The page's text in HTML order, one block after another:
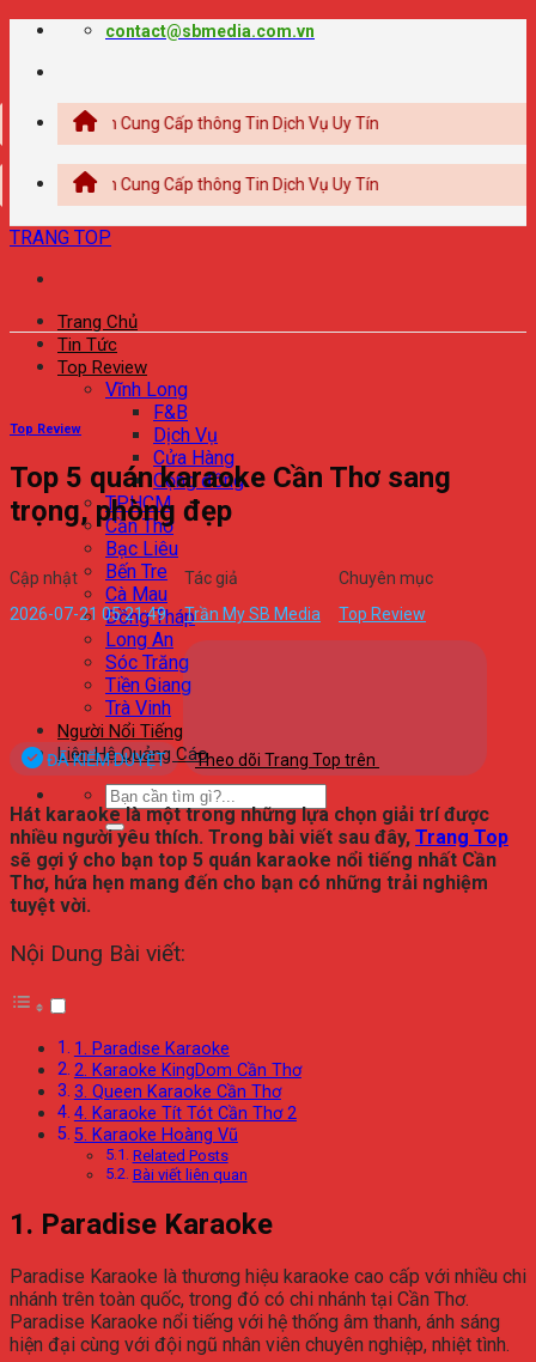
Chuyển
contact@sbmedia.com.vn
Tin Cung Cấp thông Tin Dịch Vụ Uy Tín
Tin Cung Cấp thông Tin Dịch Vụ Uy Tín
TRANG TOP
Trang Chủ
Tin Tức
Top Review
Vĩnh Long
F&B
Dịch Vụ
Cửa Hàng
Cộng đồng
TPHCM
Cần Thơ
Bạc Liêu
Bến Tre
Cà Mau
Đồng Tháp
Long An
Sóc Trăng
Tiền Giang
Trà Vinh
Người Nổi Tiếng
Liên Hệ Quảng Cáo
Top Review
Top 5 quán karaoke Cần Thơ sang
trọng, phòng đẹp
Cập nhật
2026-07-21 05:21:49
Tác giả
Trần My SB Media
Chuyên mục
Top Review
ĐÃ KIỂM DUYỆT Theo dõi Trang Top trên
Hát karaoke là một trong những lựa chọn giải trí được
nhiều người yêu thích. Trong bài viết sau đây, Trang Top
sẽ gợi ý cho bạn top 5 quán karaoke nổi tiếng nhất Cần
Thơ, hứa hẹn mang đến cho bạn có những trải nghiệm
tuyệt vời.
Nội Dung Bài viết:
1. Paradise Karaoke
2. Karaoke KingDom Cần Thơ
3. Queen Karaoke Cần Thơ
4. Karaoke Tít Tót Cần Thơ 2
5. Karaoke Hoàng Vũ
Related Posts
Bài viết liên quan
1. Paradise Karaoke
Paradise Karaoke là thương hiệu karaoke cao cấp với nhiều chi
nhánh trên toàn quốc, trong đó có chi nhánh tại Cần Thơ.
Paradise Karaoke nổi tiếng với hệ thống âm thanh, ánh sáng
hiện đại cùng với đội ngũ nhân viên chuyên nghiệp, nhiệt tình.